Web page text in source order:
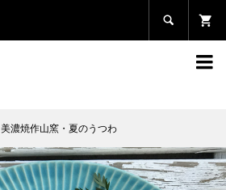


美濃焼作山窯・夏のうつわ